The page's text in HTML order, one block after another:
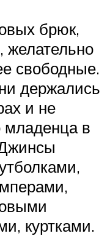
брюк,
свободные.
держались
и не
младенца в
куртками.